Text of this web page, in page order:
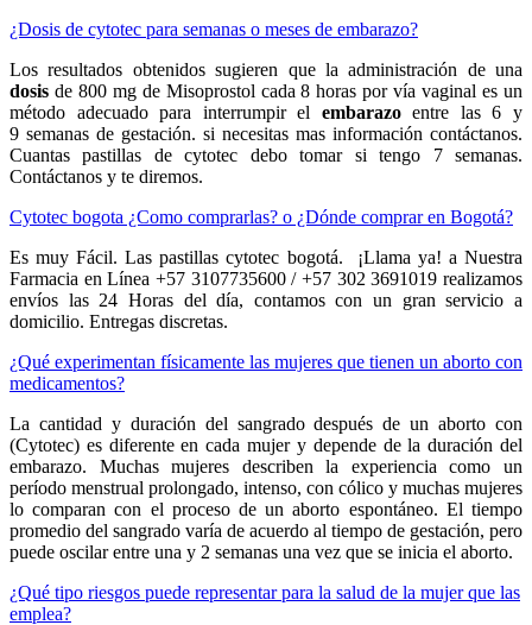
¿Dosis de cytotec para semanas o meses de embarazo?
Los resultados obtenidos sugieren que la administración de una
dosis de 800 mg de Misoprostol cada 8 horas por vía vaginal es un
método adecuado para interrumpir el embarazoentre las 6 y
9 semanas de gestación. si necesitas mas información contáctanos.
Cuantas pastillas de cytotec debo tomar si tengo 7 semanas.
Contáctanos y te diremos.
Cytotec bogota ¿Como comprarlas? o ¿Dónde comprar en Bogotá?
Es muy Fácil. Las pastillas cytotec bogotá. ¡Llama ya! a Nuestra
Farmacia en Línea +57 3107735600 / +57 302 3691019 realizamos
envíos las 24 Horas del día, contamos con un gran servicio a
domicilio. Entregas discretas.
¿Qué experimentan físicamente las mujeres que tienen un aborto con
medicamentos?
La cantidad y duración del sangrado después de un aborto con
(Cytotec) es diferente en cada mujer y depende de la duración del
embarazo. Muchas mujeres describen la experiencia como un
período menstrual prolongado, intenso, con cólico y muchas mujeres
lo comparan con el proceso de un aborto espontáneo. El tiempo
promedio del sangrado varía de acuerdo al tiempo de gestación, pero
puede oscilar entre una y 2 semanas una vez que se inicia el aborto.
¿Qué tipo riesgos puede representar para la salud de la mujer que las
emplea?